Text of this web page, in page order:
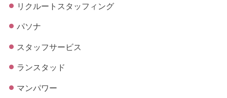
リクルートスタッフィング
パソナ
スタッフサービス
ランスタッド
マンパワー